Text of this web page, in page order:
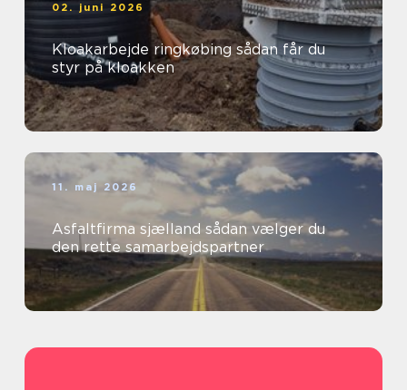
02. juni 2026
Kloakarbejde ringkøbing sådan får du
styr på kloakken
11. maj 2026
Asfaltfirma sjælland sådan vælger du
den rette samarbejdspartner